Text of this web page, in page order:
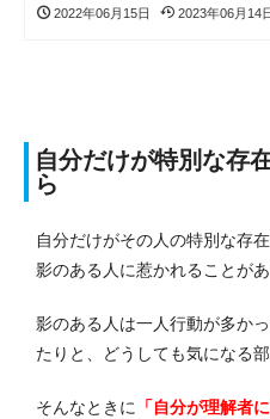
2022年06月15日 2023年06月14
自分だけが特別な存
ら
自分だけがその人の特別な存
影のある人に惹かれることがあ
影のある人は一人行動が多か
たりと、どうしても気になる部
そんなときに 「自分が理解者